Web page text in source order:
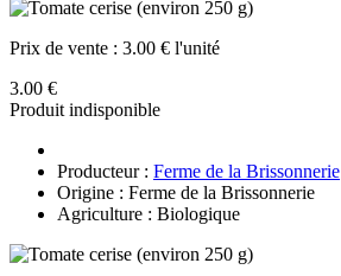
Prix de vente : 3.00 € l'unité
3.00 €
Produit indisponible
Producteur : Ferme de la Brissonnerie
Origine : Ferme de la Brissonnerie
Agriculture : Biologique